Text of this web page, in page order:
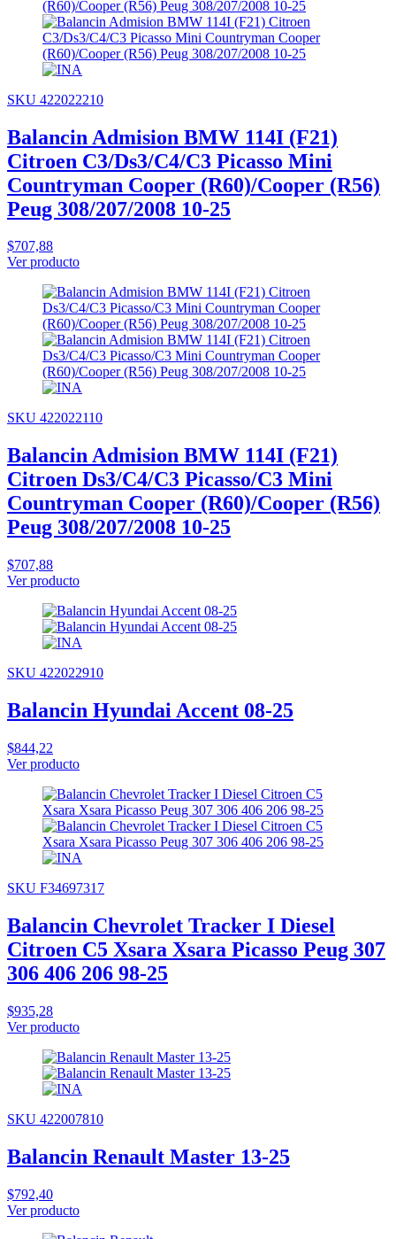
SKU 422022210
Balancin Admision BMW 114I (F21)
Citroen C3/Ds3/C4/C3 Picasso Mini
Countryman Cooper (R60)/Cooper (R56)
Peug 308/207/2008 10-25
$707,88
Ver producto
SKU 422022110
Balancin Admision BMW 114I (F21)
Citroen Ds3/C4/C3 Picasso/C3 Mini
Countryman Cooper (R60)/Cooper (R56)
Peug 308/207/2008 10-25
$707,88
Ver producto
SKU 422022910
Balancin Hyundai Accent 08-25
$844,22
Ver producto
SKU F34697317
Balancin Chevrolet Tracker I Diesel
Citroen C5 Xsara Xsara Picasso Peug 307
306 406 206 98-25
$935,28
Ver producto
SKU 422007810
Balancin Renault Master 13-25
$792,40
Ver producto